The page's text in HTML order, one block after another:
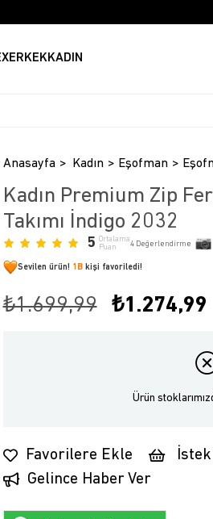
ERKEKKADIN
Anasayfa Kadın Eşofman
Kadın Premium Zip
Takımı İndigo 2032
5 Ortalama
Puan
4Değerlendirme
Sevilen ürün! 1Bkişi favoriledi!
₺1.699,99 ₺1.274,99
Ürün
Favorilere Ekle
Gelince Haber Ver